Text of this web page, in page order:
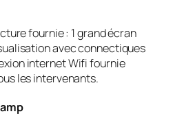
fournie : 1 grand écran
avec connectiques
internet Wifi fournie
les intervenants.